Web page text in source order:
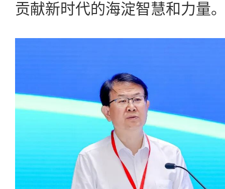
贡献新时代的海淀智慧和力量